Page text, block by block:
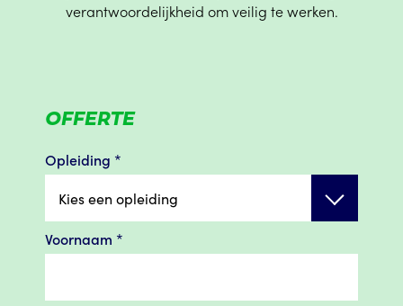
verantwoordelijkheid om veilig te werken.
OFFERTE
Opleiding *
Kies een opleiding
Voornaam *